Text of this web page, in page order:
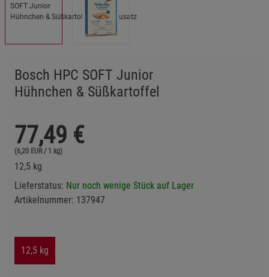
Bosch HPC SOFT Junior
Hühnchen & Süßkartoffel
77,49 €
(6,20 EUR / 1 kg)
12,5 kg
Lieferstatus: Nur noch wenige Stück auf Lager
Artikelnummer: 137947
12,5 kg